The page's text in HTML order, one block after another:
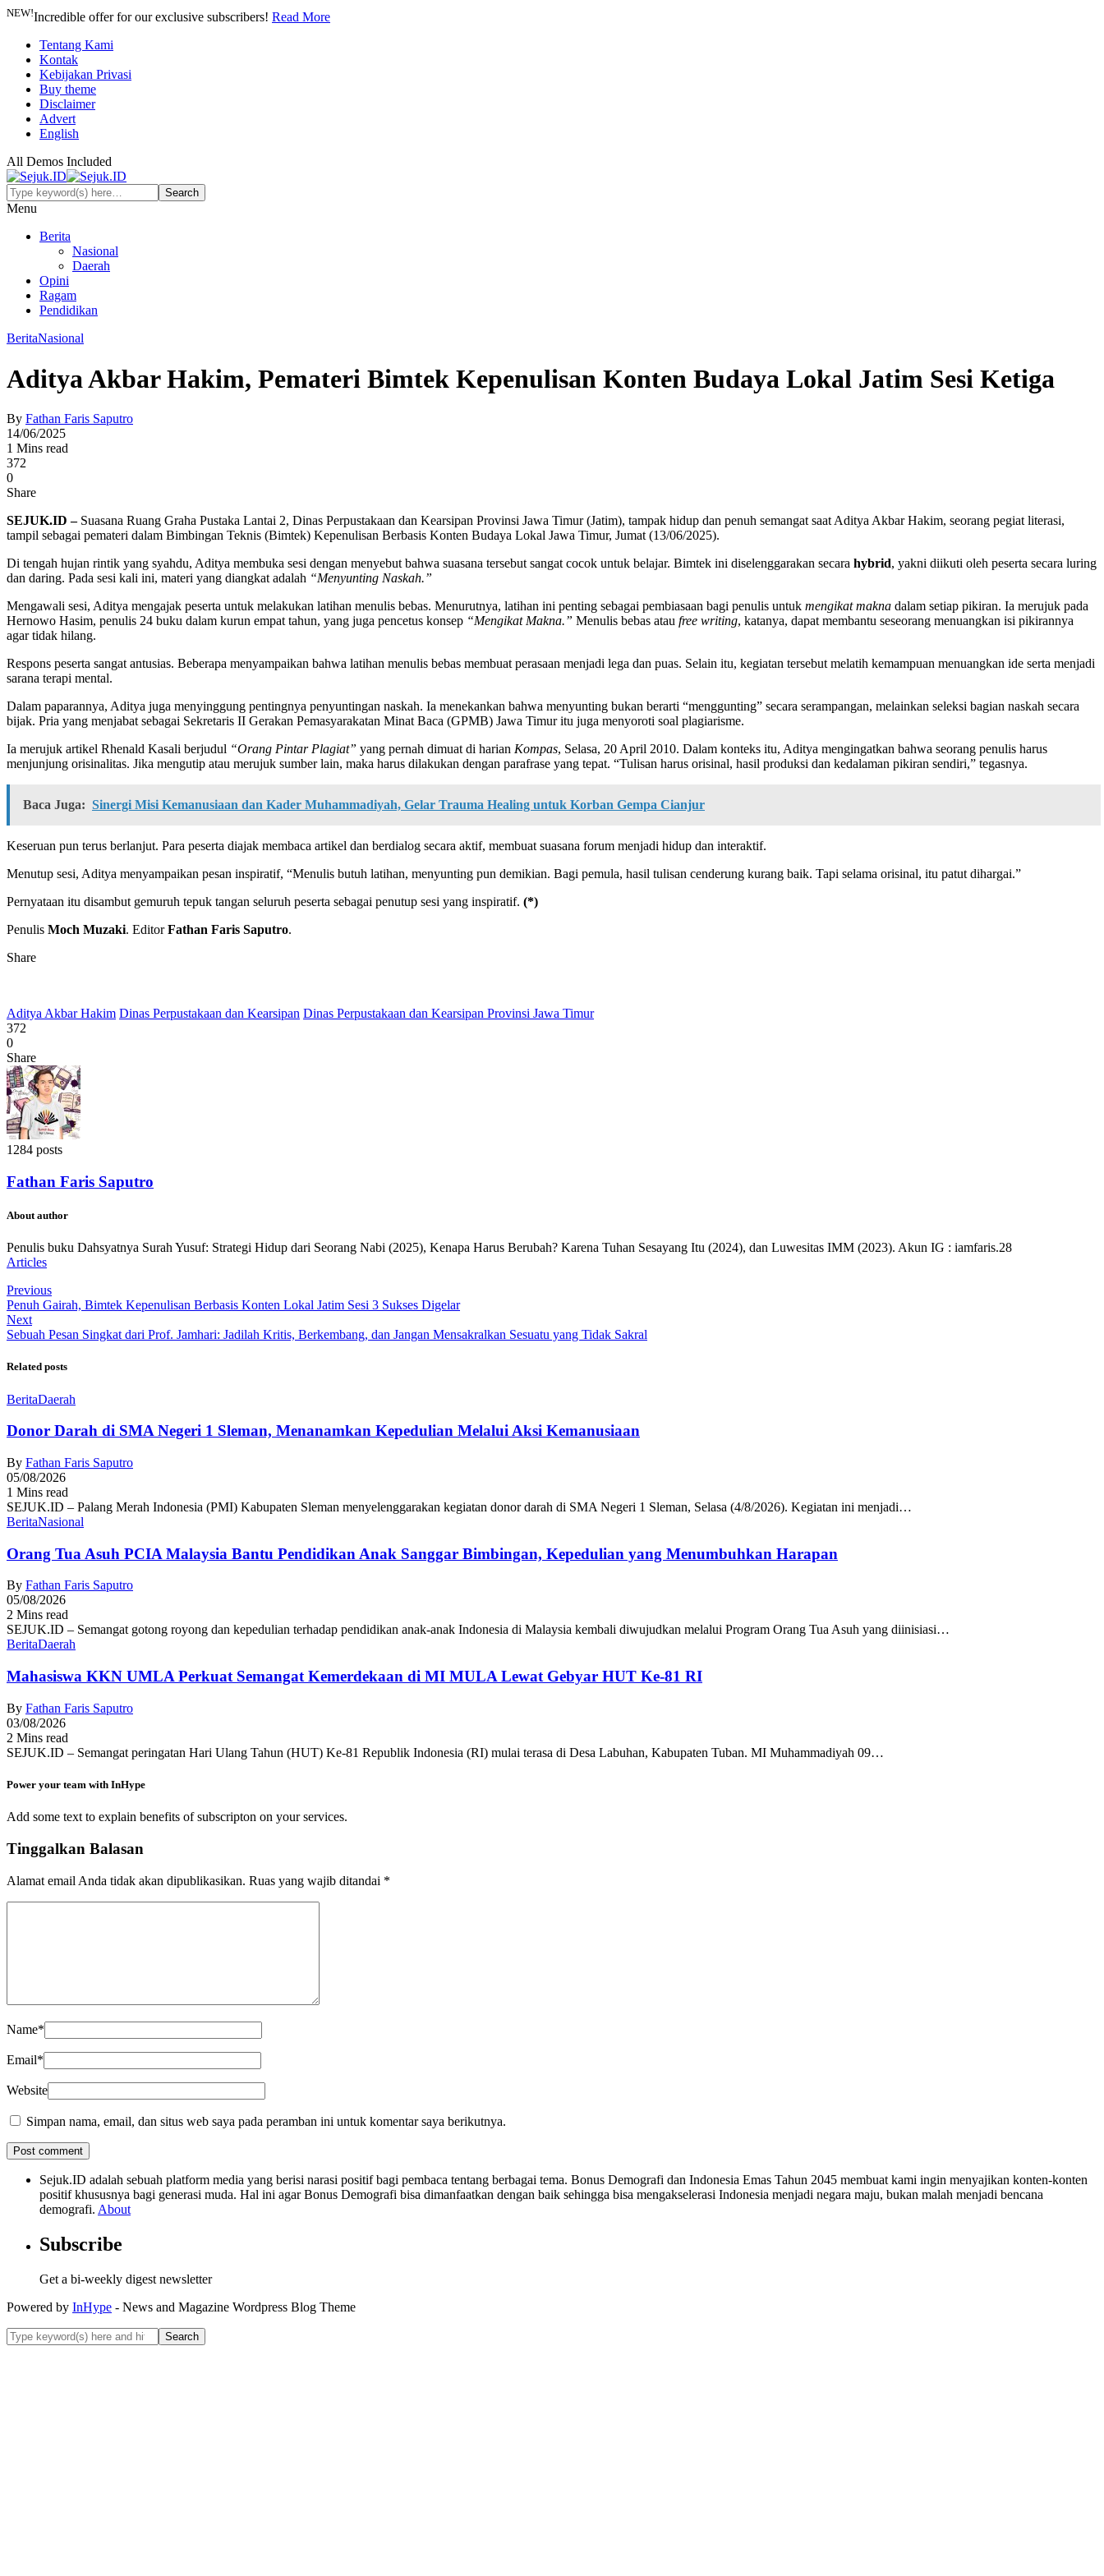
NEW!Incredible offer for our exclusive subscribers! Read More
Tentang Kami
Kontak
Kebijakan Privasi
Buy theme
Disclaimer
Advert
English
All Demos Included
Menu
Berita
Nasional
Daerah
Opini
Ragam
Pendidikan
BeritaNasional
Aditya Akbar Hakim, Pemateri Bimtek Kepenulisan Konten Budaya Lokal Jatim Sesi Ketiga
By Fathan Faris Saputro
14/06/2025
1 Mins read
372
0
Share
SEJUK.ID –Suasana Ruang Graha Pustaka Lantai 2, Dinas Perpustakaan dan Kearsipan Provinsi Jawa Timur (Jatim), tampak hidup dan penuh semangat saat Aditya Akbar Hakim, seorang pegiat literasi,
tampil sebagai pemateri dalam Bimbingan Teknis (Bimtek) Kepenulisan Berbasis Konten Budaya Lokal Jawa Timur, Jumat (13/06/2025).
Di tengah hujan rintik yang syahdu, Aditya membuka sesi dengan menyebut bahwa suasana tersebut sangat cocok untuk belajar. Bimtek ini diselenggarakan secara hybrid, yakni diikuti oleh peserta secara luring
dan daring. Pada sesi kali ini, materi yang diangkat adalah “Menyunting Naskah.”
Mengawali sesi, Aditya mengajak peserta untuk melakukan latihan menulis bebas. Menurutnya, latihan ini penting sebagai pembiasaan bagi penulis untuk mengikat makna dalam setiap pikiran. Ia merujuk pada
Hernowo Hasim, penulis 24 buku dalam kurun empat tahun, yang juga pencetus konsep “Mengikat Makna.” Menulis bebas atau free writing, katanya, dapat membantu seseorang menuangkan isi pikirannya
agar tidak hilang.
Respons peserta sangat antusias. Beberapa menyampaikan bahwa latihan menulis bebas membuat perasaan menjadi lega dan puas. Selain itu, kegiatan tersebut melatih kemampuan menuangkan ide serta menjadi
sarana terapi mental.
Dalam paparannya, Aditya juga menyinggung pentingnya penyuntingan naskah. Ia menekankan bahwa menyunting bukan berarti “menggunting” secara serampangan, melainkan seleksi bagian naskah secara
bijak. Pria yang menjabat sebagai Sekretaris II Gerakan Pemasyarakatan Minat Baca (GPMB) Jawa Timur itu juga menyoroti soal plagiarisme.
Ia merujuk artikel Rhenald Kasali berjudul “Orang Pintar Plagiat” yang pernah dimuat di harian Kompas, Selasa, 20 April 2010. Dalam konteks itu, Aditya mengingatkan bahwa seorang penulis harus
menjunjung orisinalitas. Jika mengutip atau merujuk sumber lain, maka harus dilakukan dengan parafrase yang tepat. “Tulisan harus orisinal, hasil produksi dan kedalaman pikiran sendiri,” tegasnya.
Baca Juga: Sinergi Misi Kemanusiaan dan Kader Muhammadiyah, Gelar Trauma Healing untuk Korban Gempa Cianjur
Keseruan pun terus berlanjut. Para peserta diajak membaca artikel dan berdialog secara aktif, membuat suasana forum menjadi hidup dan interaktif.
Menutup sesi, Aditya menyampaikan pesan inspiratif, “Menulis butuh latihan, menyunting pun demikian. Bagi pemula, hasil tulisan cenderung kurang baik. Tapi selama orisinal, itu patut dihargai.”
Pernyataan itu disambut gemuruh tepuk tangan seluruh peserta sebagai penutup sesi yang inspiratif. (*)
Penulis Moch Muzaki. EditorFathan Faris Saputro.
Share
Aditya Akbar Hakim Dinas Perpustakaan dan Kearsipan Dinas Perpustakaan dan Kearsipan Provinsi Jawa Timur
372
0
Share
1284 posts
Fathan Faris Saputro
About author
Penulis buku Dahsyatnya Surah Yusuf: Strategi Hidup dari Seorang Nabi (2025), Kenapa Harus Berubah? Karena Tuhan Sesayang Itu (2024), dan Luwesitas IMM (2023). Akun IG : iamfaris.28
Articles
Previous
Penuh Gairah, Bimtek Kepenulisan Berbasis Konten Lokal Jatim Sesi 3 Sukses Digelar
Next
Sebuah Pesan Singkat dari Prof. Jamhari: Jadilah Kritis, Berkembang, dan Jangan Mensakralkan Sesuatu yang Tidak Sakral
Related posts
BeritaDaerah
Donor Darah di SMA Negeri 1 Sleman, Menanamkan Kepedulian Melalui Aksi Kemanusiaan
By Fathan Faris Saputro
05/08/2026
1 Mins read
SEJUK.ID – Palang Merah Indonesia (PMI) Kabupaten Sleman menyelenggarakan kegiatan donor darah di SMA Negeri 1 Sleman, Selasa (4/8/2026). Kegiatan ini menjadi…
BeritaNasional
Orang Tua Asuh PCIA Malaysia Bantu Pendidikan Anak Sanggar Bimbingan, Kepedulian yang Menumbuhkan Harapan
By Fathan Faris Saputro
05/08/2026
2 Mins read
SEJUK.ID – Semangat gotong royong dan kepedulian terhadap pendidikan anak-anak Indonesia di Malaysia kembali diwujudkan melalui Program Orang Tua Asuh yang diinisiasi…
BeritaDaerah
Mahasiswa KKN UMLA Perkuat Semangat Kemerdekaan di MI MULA Lewat Gebyar HUT Ke-81 RI
By Fathan Faris Saputro
03/08/2026
2 Mins read
SEJUK.ID – Semangat peringatan Hari Ulang Tahun (HUT) Ke-81 Republik Indonesia (RI) mulai terasa di Desa Labuhan, Kabupaten Tuban. MI Muhammadiyah 09…
Power your team with InHype
Add some text to explain benefits of subscripton on your services.
Tinggalkan Balasan
Alamat email Anda tidak akan dipublikasikan. Ruas yang wajib ditandai *
Name*
Email*
Website
Simpan nama, email, dan situs web saya pada peramban ini untuk komentar saya berikutnya.
Sejuk.ID adalah sebuah platform media yang berisi narasi positif bagi pembaca tentang berbagai tema. Bonus Demografi dan Indonesia Emas Tahun 2045 membuat kami ingin menyajikan konten-konten
positif khususnya bagi generasi muda. Hal ini agar Bonus Demografi bisa dimanfaatkan dengan baik sehingga bisa mengakselerasi Indonesia menjadi negara maju, bukan malah menjadi bencana
demografi. About
Subscribe
Get a bi-weekly digest newsletter
Powered by InHype - News and Magazine Wordpress Blog Theme